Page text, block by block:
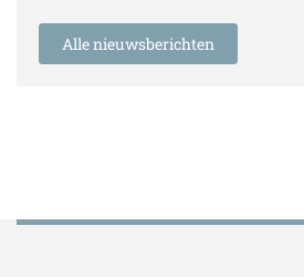
Alle nieuwsberichten